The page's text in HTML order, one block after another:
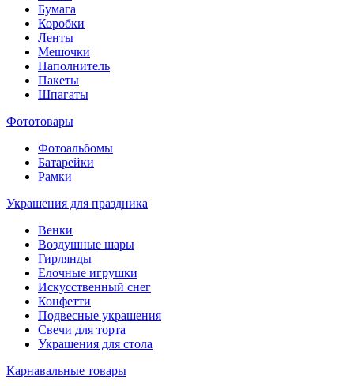
Бумага
Коробки
Ленты
Мешочки
Наполнитель
Пакеты
Шпагаты
Фототовары
Фотоальбомы
Батарейки
Рамки
Украшения для праздника
Венки
Воздушные шары
Гирлянды
Елочные игрушки
Искусственный снег
Конфетти
Подвесные украшения
Свечи для торта
Украшения для стола
Карнавальные товары